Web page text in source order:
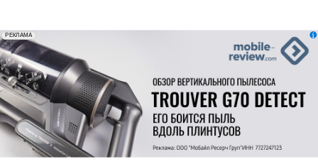
erid: 2VfnxxmNzs5
РЕКЛАМА